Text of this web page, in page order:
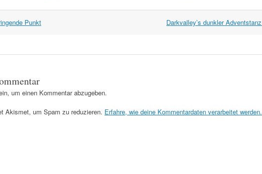
Punkt Darkvalley’s dunkler Adventstanz
um einen Kommentar abzugeben.
Akismet, um Spam zu reduzieren. Erfahre, wie deine Kommentardaten verarbeitet werden.